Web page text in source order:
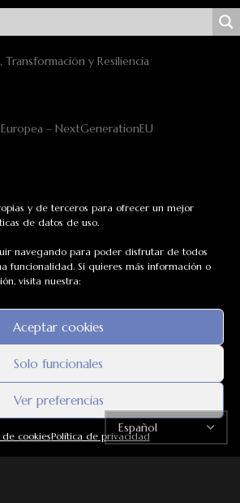
y de terceros para ofrecer un mejor
de datos de uso.
navegando para poder disfrutar de todos
funcionalidad. Si quieres más información o
visita nuestra:
Aceptar cookies
Solo funcionales
Ver preferencias
de cookiesPolítica de privacidad
– NextGenerationEU
ENVÍO